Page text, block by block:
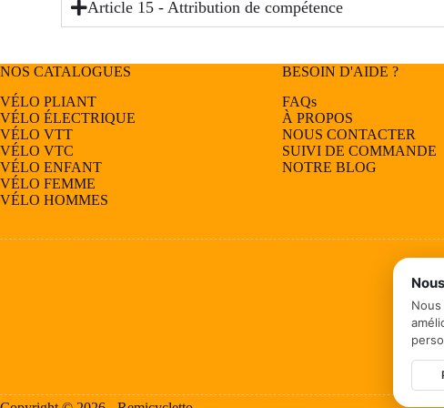
Article 15 - Attribution de compétence
NOS CATALOGUES
VÉLO PLIANT
VÉLO ÉLECTRIQUE
VÉLO VTT
VÉLO VTC
VÉLO ENFANT
VÉLO FEMME
VÉLO HOMMES
BESOIN D'AIDE ?
FAQs
À PROPOS
NOUS CONTACTER
SUIVI DE COMMANDE
NOTRE BLOG